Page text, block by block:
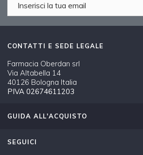
CONTATTI E SEDE LEGALE
Farmacia Oberdan srl
Via Altabella 14
40126 Bologna Italia
PIVA 02674611203
GUIDA ALL'ACQUISTO
SEGUICI